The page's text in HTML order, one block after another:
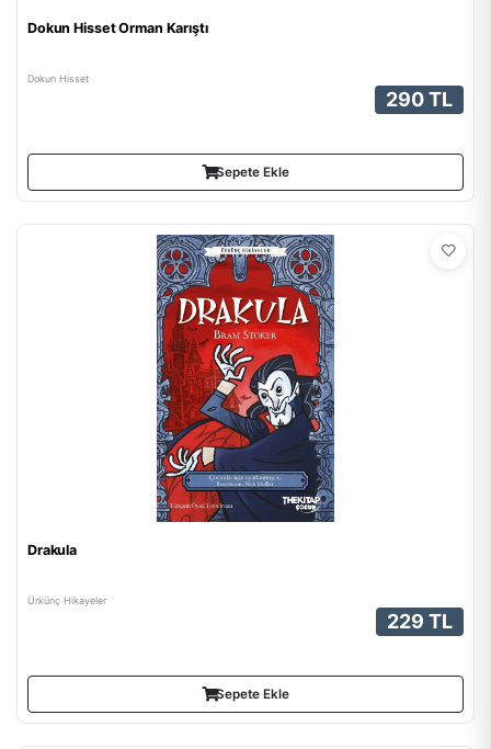
Dokun Hisset Orman Karıştı
Dokun Hisset
290 TL
Sepete Ekle
Drakula
Ürkünç Hikayeler
229 TL
Sepete Ekle